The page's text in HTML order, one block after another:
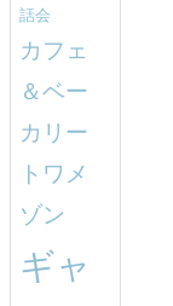
話会
カフェ
＆ベー
カリー
トワメ
ゾン
ギャ